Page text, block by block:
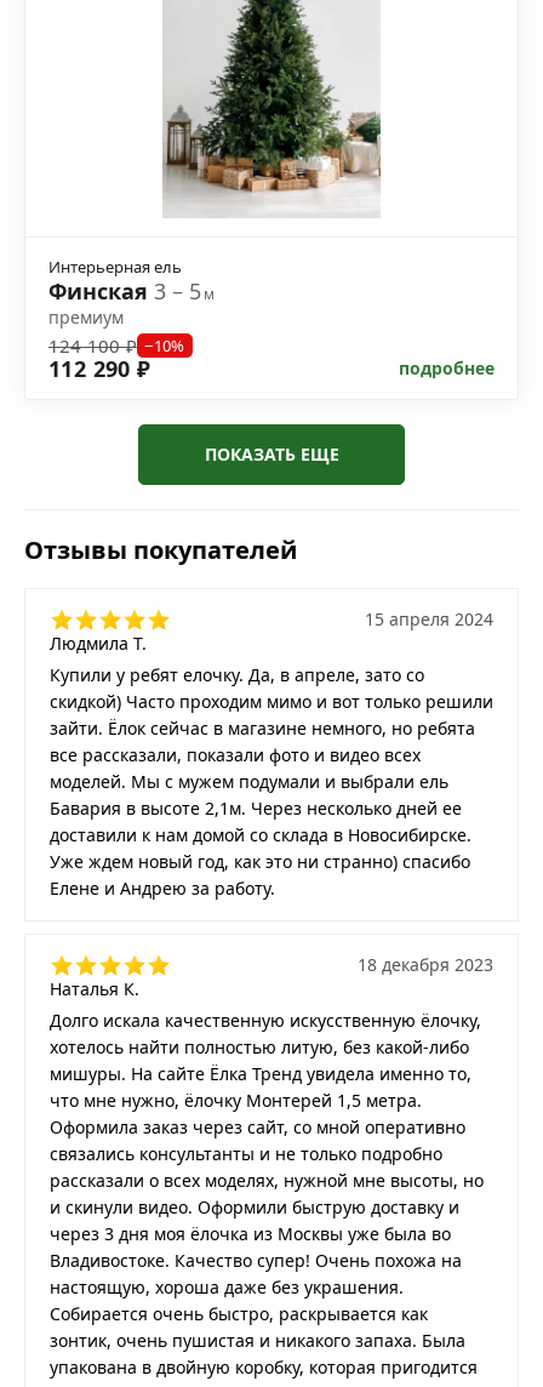
Интерьерная ель
Финская 3 – 5м
премиум
124 100 ₽ −10%
112 290 ₽ подробнее
ПОКАЗАТЬ ЕЩЕ
Отзывы покупателей
Людмила Т.
15 апреля 2024
Купили у ребят елочку. Да, в апреле, зато со
скидкой) Часто проходим мимо и вот только решили
зайти. Ёлок сейчас в магазине немного, но ребята
все рассказали, показали фото и видео всех
моделей. Мы с мужем подумали и выбрали ель
Бавария в высоте 2,1м. Через несколько дней ее
доставили к нам домой со склада в Новосибирске.
Уже ждем новый год, как это ни странно) спасибо
Елене и Андрею за работу.
Наталья К.
18 декабря 2023
Долго искала качественную искусственную ёлочку,
хотелось найти полностью литую, без какой-либо
мишуры. На сайте Ёлка Тренд увидела именно то,
что мне нужно, ёлочку Монтерей 1,5 метра.
Оформила заказ через сайт, со мной оперативно
связались консультанты и не только подробно
рассказали о всех моделях, нужной мне высоты, но
и скинули видео. Оформили быструю доставку и
через 3 дня моя ёлочка из Москвы уже была во
Владивостоке. Качество супер! Очень похожа на
настоящую, хороша даже без украшения.
Собирается очень быстро, раскрывается как
зонтик, очень пушистая и никакого запаха. Была
упакована в двойную коробку, которая пригодится